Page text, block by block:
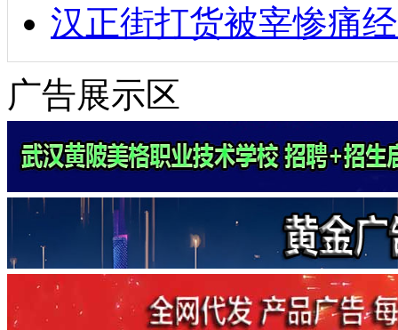
汉正街打货被宰惨痛
广告展示区